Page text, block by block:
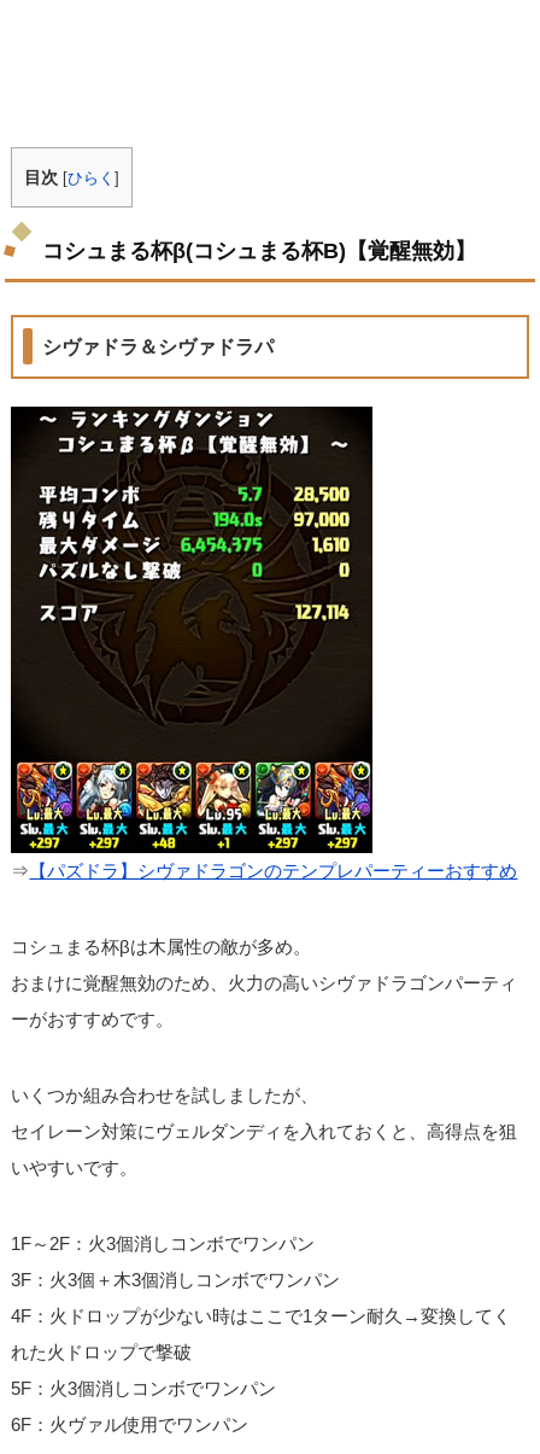
目次 [ひらく]
コシュまる杯β(コシュまる杯B)【覚醒無効】
シヴァドラ＆シヴァドラパ
⇒ 【パズドラ】シヴァドラゴンのテンプレパーティーおすすめ
コシュまる杯βは木属性の敵が多め。
おまけに覚醒無効のため、火力の高いシヴァドラゴンパーティ
ーがおすすめです。
いくつか組み合わせを試しましたが、
セイレーン対策にヴェルダンディを入れておくと、高得点を狙
いやすいです。
1F～2F：火3個消しコンボでワンパン
3F：火3個＋木3個消しコンボでワンパン
4F：火ドロップが少ない時はここで1ターン耐久→変換してく
れた火ドロップで撃破
5F：火3個消しコンボでワンパン
6F：火ヴァル使用でワンパン